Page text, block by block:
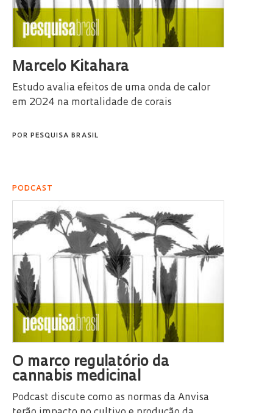
Marcelo Kitahara
Estudo avalia efeitos de uma onda de calor
em 2024 na mortalidade de corais
POR PESQUISA BRASIL
PODCAST
O marco regulatório da
cannabis medicinal
Podcast discute como as normas da Anvisa